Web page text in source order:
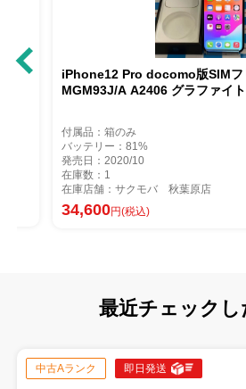
版SIMフリー 256GB
ラファイト
在庫店
最近チェックし
中古Aランク 即日発送